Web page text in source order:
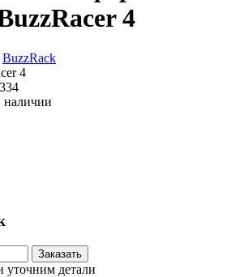
4
BuzzRack
4
наличии
Заказать
детали